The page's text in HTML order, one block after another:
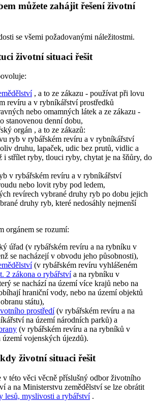
můžete zahájit řešení životní
se všemi požadovanými náležitostmi.
životní situaci řešit
, a to ze zákazu - používat při lovu
revíru a v rybníkářství prostředků
nebo omamných látek a ze zákazu -
stanovenou denní dobu,
orgán , a to ze zákazů:
ryb v rybářském revíru a v rybníkářství
druhu, lapaček, udic bez prutů, vidlic a
i střílet ryby, tlouci ryby, chytat je na šňůry, do
v rybářském revíru a v rybníkářství
nebo lovit ryby pod ledem,
revírech vybrané druhy ryb po dobu jejich
druhy ryb, které nedosáhly nejmenší
orgánem se rozumí:
úřad (v rybářském revíru a na rybníku v
se nacházejí v obvodu jeho působnosti),
(v rybářském revíru vyhlášeném
2 zákona o rybářstvía na rybníku v
se nachází na území více krajů nebo na
hraniční vody, nebo na území objektů
státu),
prostředí(v rybářském revíru a na
na území národních parků) a
(v rybářském revíru a na rybníků v
vojenských újezdů).
životní situaci řešit
v této věci věcně příslušný odbor životního
a na Ministerstvu zemědělství se lze obrátit
lesů, myslivosti a rybářství.